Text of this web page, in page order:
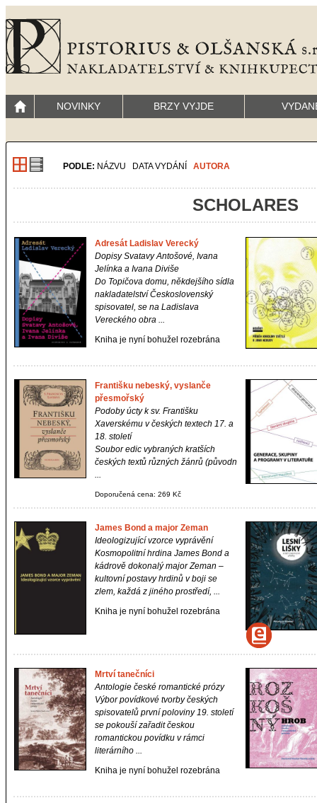
NOVINKY BRZY VYJDE
PODLE: NÁZVU DATA VYDÁNÍ AUTORA
SCHOLARES
Adresát Ladislav Verecký
Dopisy Svatavy Antošové, Ivana
Jelínka a Ivana Diviše
Do Topičova domu, někdejšího sídla
nakladatelství Československý
spisovatel, se na Ladislava
Vereckého obra ...
Kniha je nyní bohužel rozebrána
Františku nebeský, vyslanče
přesmořský
Podoby úcty k sv. Františku
Xaverskému v českých textech 17. a
18. století
Soubor edic vybraných kratších
českých textů různých žánrů (původn
...
Doporučená cena: 269 Kč
James Bond a major Zeman
Ideologizující vzorce vyprávění
Kosmopolitní hrdina James Bond a
kádrově dokonalý major Zeman –
kultovní postavy hrdinů v boji se
zlem, každá z jiného prostředí, ...
Kniha je nyní bohužel rozebrána
Mrtví tanečníci
Antologie české romantické prózy
Výbor povídkové tvorby českých
spisovatelů první poloviny 19. století
se pokouší zařadit českou
romantickou povídku v rámci
literárního ...
Kniha je nyní bohužel rozebrána